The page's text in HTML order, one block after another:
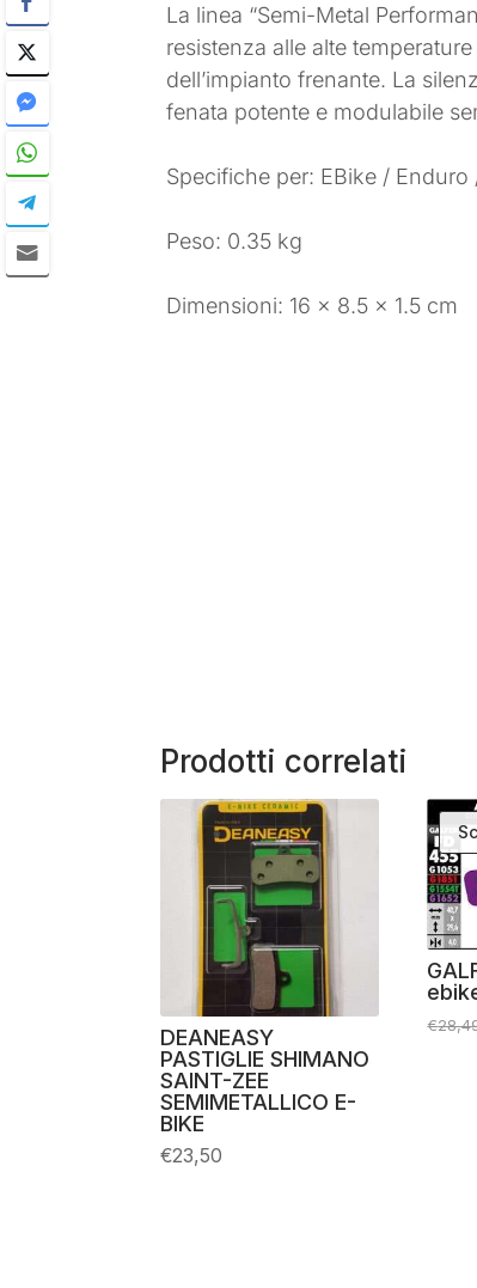
La linea “Semi-Metal
resistenza alle alte
dell’impianto frenante. La
fenata potente e modulabile
Specifiche per: EBike /
Peso: 0.35 kg
Dimensioni: 16 × 8.5 × 1.5 cm
Prodotti correlati
DEANEASY
PASTIGLIE SHIMANO
SAINT-ZEE
SEMIMETALLICO E-
BIKE
€23,50
€